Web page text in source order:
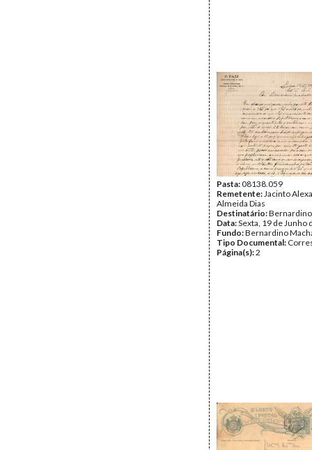
Pasta:08138.059
Remetente:Jacinto
Almeida Dias
Destinatário:
Data:Sexta, 19 de Junho
Fundo:Bernardino
Tipo Documental:
Página(s):2